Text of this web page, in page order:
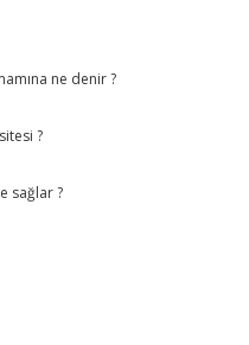
ne denir ?
?
sağlar ?